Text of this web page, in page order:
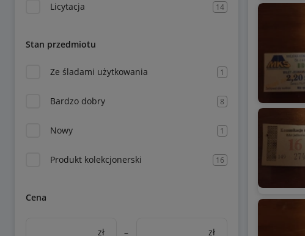
Licytacja 14
Stan przedmiotu
Ze śladami użytkowania 1
Bardzo dobry 8
Nowy 1
Produkt kolekcjonerski 16
Cena
zł – zł